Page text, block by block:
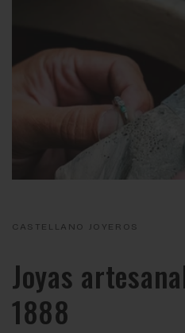
CASTELLANO JOYEROS
Joyas
1888